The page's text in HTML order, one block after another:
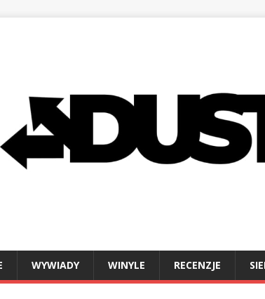
WYWIADY WINYLE RECENZJE